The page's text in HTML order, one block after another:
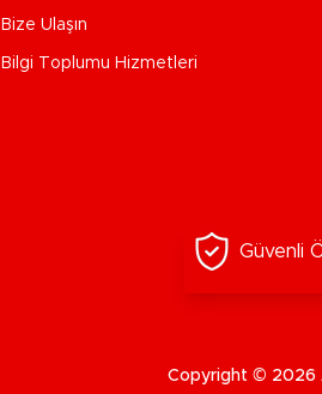
Bize Ulaşın
Bilgi Toplumu Hizmetleri
Güvenli
Copyright © 2026